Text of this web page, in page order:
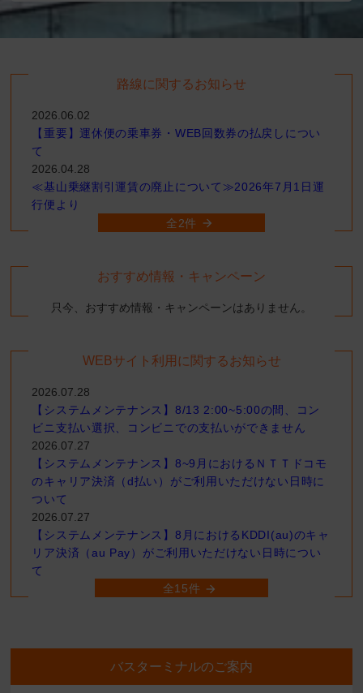
路線に関するお知らせ
2026.06.02
【重要】運休便の乗車券・WEB回数券の払戻しについ
て
2026.04.28
≪基山乗継割引運賃の廃止について≫2026年7月1日運
行便より
全2件
おすすめ情報・キャンペーン
只今、おすすめ情報・キャンペーンはありません。
WEBサイト利用に関するお知らせ
2026.07.28
【システムメンテナンス】8/13 2:00~5:00の間、コン
ビニ支払い選択、コンビニでの支払いができません
2026.07.27
【システムメンテナンス】8~9月におけるＮＴＴドコモ
のキャリア決済（d払い）がご利用いただけない日時に
ついて
2026.07.27
【システムメンテナンス】8月におけるKDDI(au)のキャ
リア決済（au Pay）がご利用いただけない日時につい
て
全15件
バスターミナルのご案内